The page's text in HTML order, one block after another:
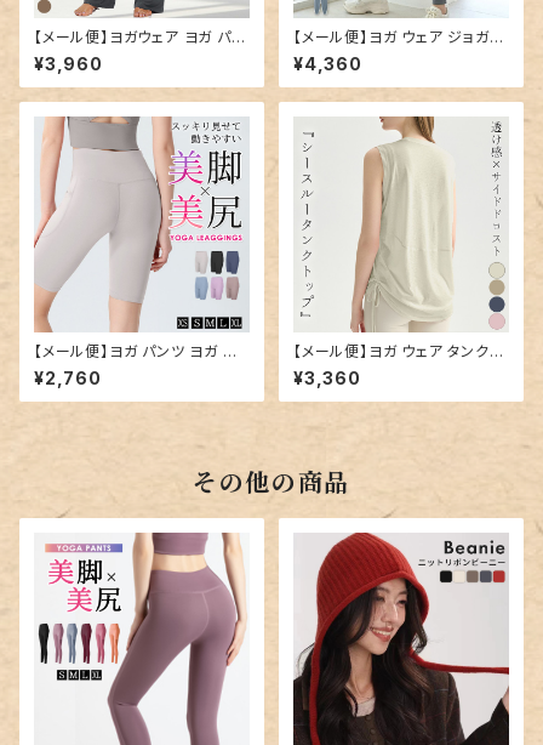
【メール便】ヨガウェア ヨガ パン
ツ ワイド ゆったり／yoga299
¥3,960
【メール便】ヨガ ウェア ジョガー
パンツ レディース ボトムス／yo
ga300
¥4,360
【メール便】ヨガ パンツ ヨガ レ
ギンス ハイウエスト／yoga30
1
¥2,760
【メール便】ヨガ ウェア タンクト
ップ シアー トップス／yoga30
2
¥3,360
その他の商品